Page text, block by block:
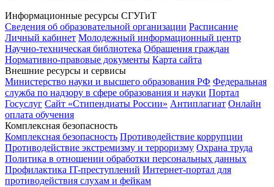
Информационные ресурсы СГУГиТ
Сведения об образовательной организации Расписание
Личный кабинет Молодежный информационный центр
Научно-техническая библиотека Обращения граждан
Нормативно-правовые документы Карта сайта
Внешние ресурсы и сервисы
Министерство науки и высшего образования РФ Федеральная
служба по надзору в сфере образования и науки Портал
Госуслуг Сайт «Стипендиаты России» Антиплагиат Онлайн
оплата обучения
Комплексная безопасность
Комплексная безопасность Противодействие коррупции
Противодействие экстремизму и терроризму Охрана труда
Политика в отношении обработки персональных данных
Профилактика IT-преступлений Интернет-портал для
противодействия слухам и фейкам